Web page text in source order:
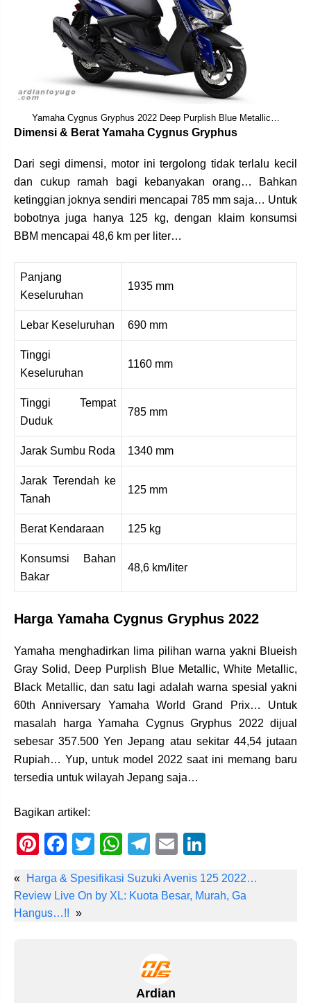
Yamaha Cygnus Gryphus 2022 Deep Purplish Blue Metallic…
Dimensi & Berat Yamaha Cygnus Gryphus
Dari segi dimensi, motor ini tergolong tidak terlalu kecil
dan cukup ramah bagi kebanyakan orang… Bahkan
ketinggian joknya sendiri mencapai 785 mm saja… Untuk
bobotnya juga hanya 125 kg, dengan klaim konsumsi
BBM mencapai 48,6 km per liter…
Panjang
Keseluruhan
1935 mm
Lebar Keseluruhan 690 mm
Tinggi
Keseluruhan
1160 mm
Tinggi Tempat
Duduk
785 mm
Jarak Sumbu Roda 1340 mm
Jarak Terendah ke
Tanah
125 mm
Berat Kendaraan 125 kg
Konsumsi Bahan
Bakar
48,6 km/liter
Harga Yamaha Cygnus Gryphus 2022
Yamaha menghadirkan lima pilihan warna yakni Blueish
Gray Solid, Deep Purplish Blue Metallic, White Metallic,
Black Metallic, dan satu lagi adalah warna spesial yakni
60th Anniversary Yamaha World Grand Prix… Untuk
masalah harga Yamaha Cygnus Gryphus 2022 dijual
sebesar 357.500 Yen Jepang atau sekitar 44,54 jutaan
Rupiah… Yup, untuk model 2022 saat ini memang baru
tersedia untuk wilayah Jepang saja…
Bagikan artikel:
Pi
er
e
F
c
e
T
tt
er
W
at
T
e
m
E
ail k
«
Harga & Spesifikasi Suzuki Avenis 125 2022…
Review Live On by XL: Kuota Besar, Murah, Ga
Hangus…!! »
Ardian